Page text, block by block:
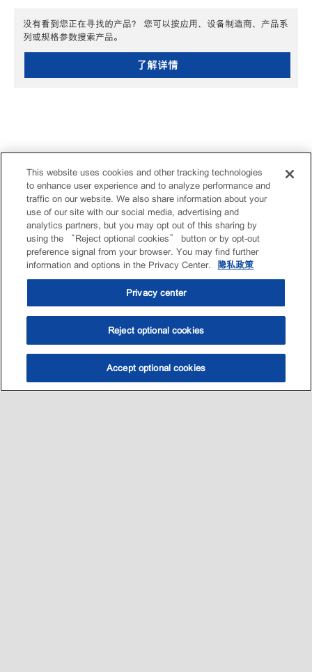
选油助手 查找门店
没有看到您正在寻找的产品？ 您可以按应用、设备制造商、产品系
列或规格参数搜索产品。
了解详情
This website uses cookies and other tracking technologies
to enhance user experience and to analyze performance and
traffic on our website. We also share information about your
use of our site with our social media, advertising and
analytics partners, but you may opt out of this sharing by
using the “Reject optional cookies” button or by opt-out
preference signal from your browser. You may find further
information and options in the Privacy Center.
隐私政策
Privacy center
Reject optional cookies
Accept optional cookies